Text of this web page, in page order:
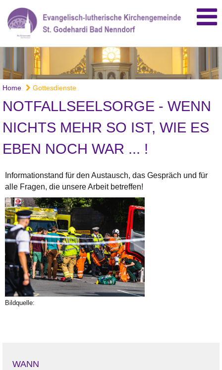
Home Gottesdienste
NOTFALLSEELSORGE - WENN
NICHTS MEHR SO IST, WIE ES
EBEN NOCH WAR ... !
Informationstand für den Austausch, das Gespräch und für
alle Fragen, die unsere Arbeit betreffen!
Bildquelle:
WANN